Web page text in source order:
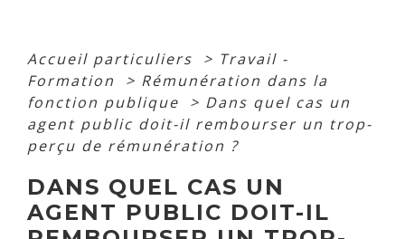
Accueil particuliers > Travail -
Formation
> Rémunération dans la
fonction publique
> Dans quel cas un
agent public doit-il rembourser un trop-
perçu de rémunération ?
DANS QUEL CAS UN
AGENT PUBLIC DOIT-IL